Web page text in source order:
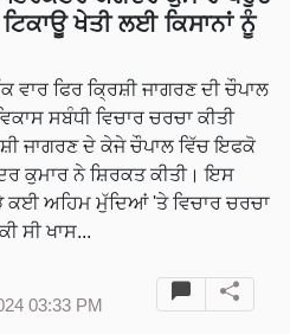
ਖੇਤੀ ਲਈ ਕਿਸਾਨਾਂ ਨੂੰ
ਫਿਰ ਕ੍ਰਿਸ਼ੀ ਜਾਗਰਣ ਦੀ ਚੌਪਾਲ
ਸਬੰਧੀ ਵਿਚਾਰ ਚਰਚਾ ਕੀਤੀ
ਜਾਗਰਣ ਦੇ ਕੇਜੇ ਚੌਪਾਲ ਵਿੱਚ ਇਫਕੋ
ਕੁਮਾਰ ਨੇ ਸ਼ਿਰਕਤ ਕੀਤੀ। ਇਸ
ਕਈ ਅਹਿਮ ਮੁੱਦਿਆਂ 'ਤੇ ਵਿਚਾਰ ਚਰਚਾ
ਸੀ ਖਾਸ...
03:33 PM